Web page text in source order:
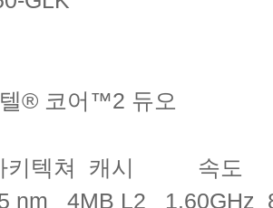
® 코어™2 듀오
텍쳐 캐시 속도
nm 4MB L2